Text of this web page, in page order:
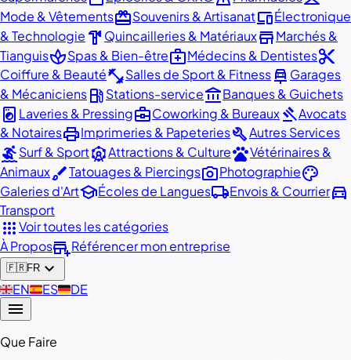
Mode & VêtementsredeemSouvenirs & ArtisanatdevicesÉlectronique
& Technologie hardware Quincailleries & MatériauxstoreMarchés &
TianguisspaSpas & Bien-êtremedical_servicesMédecins & Dentistescontent_cut
Coiffure & Beautéfitness_centerSalles de Sport & Fitnesscar_repair Garages
& Mécanicienslocal_gas_stationStations-serviceaccount_balanceBanques & Guichets
local_laundry_service Laveries & Pressingbusiness_centerCoworking & BureauxgavelAvocats
& NotairesprintImprimeries & PapeteriesbuildAutres Services
surfingSurf & SportattractionsAttractions & CulturepetsVétérinaires &
AnimauxbrushTatouages & Piercingsphoto_cameraPhotographiepalette
Galeries d'ArtschoolÉcoles de Langueslocal_shippingEnvois & Courrierdirections_car
Transport
appsVoir toutes les catégories
À Proposadd_businessRéférencer mon entreprise
🇫🇷FR expand_more
🇬🇧EN🇪🇸ES🇩🇪DE
menu
Que Faire